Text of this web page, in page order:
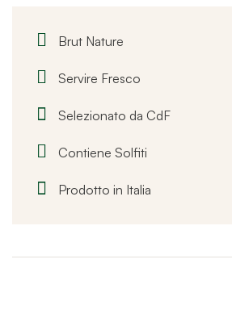
Brut Nature
Servire Fresco
Selezionato da CdF
Contiene Solfiti
Prodotto in Italia